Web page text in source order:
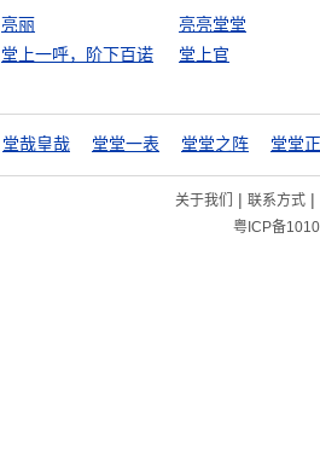
亮丽
亮亮堂堂
堂上一呼，阶下百诺 堂上官
堂哉皇哉 堂堂一表 堂堂之阵 堂堂
关于我们 | 联系方式|
粤ICP备